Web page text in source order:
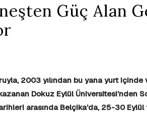
Güç Alan
2003 yılından bu yana yurt içinde
Dokuz Eylül Üniversitesi’nden
arasında Belçika’da, 25-30 Eylül